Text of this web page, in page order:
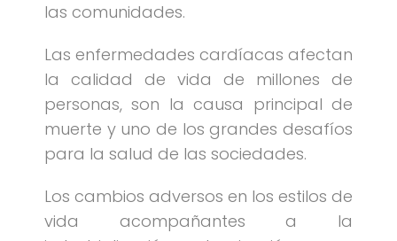
las comunidades.
Las enfermedades cardíacas afectan
la calidad de vida de millones de
personas, son la causa principal de
muerte y uno de los grandes desafíos
para la salud de las sociedades.
Los cambios adversos en los estilos de
vida acompañantes a la